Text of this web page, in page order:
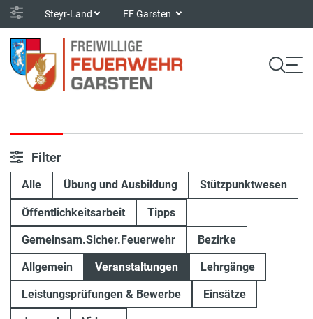
Steyr-Land FF Garsten
Filter
Alle Übung und Ausbildung Stützpunktwesen
Öffentlichkeitsarbeit Tipps
Gemeinsam.Sicher.Feuerwehr Bezirke
Allgemein Veranstaltungen Lehrgänge
Leistungsprüfungen & Bewerbe Einsätze